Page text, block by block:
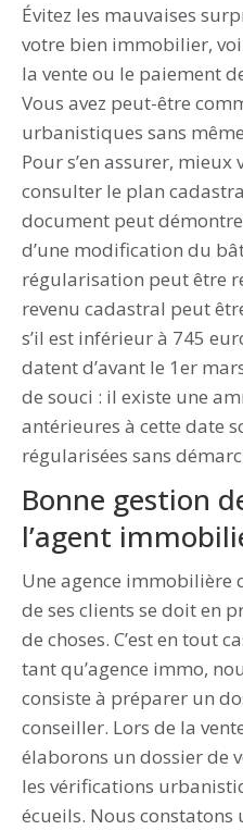
Évitez les mauvaises
votre bien immobilier,
la vente ou le paiement
Vous avez peut-être
urbanistiques sans
Pour s’en assurer,
consulter le plan
document peut
d’une modification du
régularisation peut être
revenu cadastral peut
s’il est inférieur à 745
datent d’avant le 1er
de souci : il existe une
antérieures à cette date
régularisées sans
Bonne gestion
l’agent
Une agence immobilière
de ses clients se doit en
de choses. C’est en tout
tant qu’agence immo,
consiste à préparer un
conseiller. Lors de la
élaborons un dossier de
les vérifications
écueils. Nous